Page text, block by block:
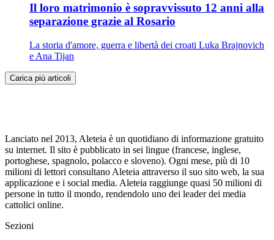
Il loro matrimonio è sopravvissuto 12 anni alla
separazione grazie al Rosario
La storia d'amore, guerra e libertà dei croati Luka Brajnovich
e Ana Tijan
Carica più articoli
Lanciato nel 2013, Aleteia è un quotidiano di informazione gratuito
su internet. Il sito è pubblicato in sei lingue (francese, inglese,
portoghese, spagnolo, polacco e sloveno). Ogni mese, più di 10
milioni di lettori consultano Aleteia attraverso il suo sito web, la sua
applicazione e i social media. Aleteia raggiunge quasi 50 milioni di
persone in tutto il mondo, rendendolo uno dei leader dei media
cattolici online.
Sezioni